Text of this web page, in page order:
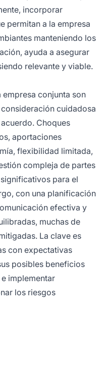
incorporar
permitan a la empresa
manteniendo los
ayuda a asegurar
relevante y viable.
conjunta son
cuidadosa
Choques
aportaciones
flexibilidad limitada,
compleja de partes
para el
con una planificación
efectiva y
muchas de
La clave es
con expectativas
posibles beneficios
implementar
los riesgos